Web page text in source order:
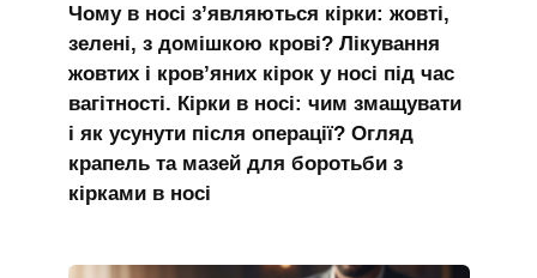
Чому в носі з’являються кірки: жовті,
зелені, з домішкою крові? Лікування
жовтих і кров’яних кірок у носі під час
вагітності. Кірки в носі: чим змащувати
і як усунути після операції? Огляд
крапель та мазей для боротьби з
кірками в носі